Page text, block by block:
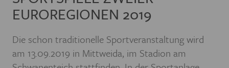
EUROREGIONEN 2019
Die schon traditionelle Sportveranstaltung wird
am 13.09.2019 in Mittweida, im Stadion am